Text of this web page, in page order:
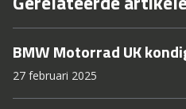
BMW Motorrad UK
27 februari 2025